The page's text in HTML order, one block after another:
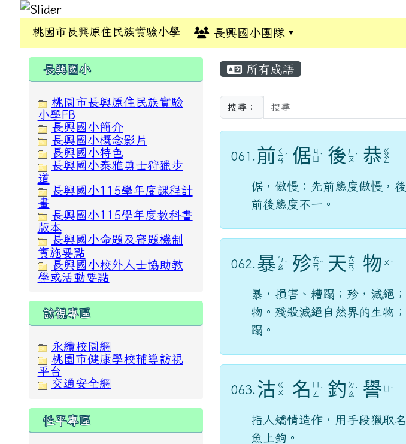
桃園市長興原住民族實驗小學 長興國小團隊
所有成語
搜尋：
061. 前 ㄑ
ㄧ
ㄢ
ˊ 倨 ㄐ
ˋ 後 ㄏ
ㄡ ˋ 恭 ㄍ
ㄨ
ㄥ
倨，傲慢；先前態度傲慢，
前後態度不一。
062. 暴 ㄅ
ㄠ ˋ 殄 ㄊ
ㄧ
ㄢ
ˇ 天 ㄊ
ㄧ
ㄢ 物 ㄨ ˋ
暴，損害、糟蹋；殄，滅絕
物。殘殺滅絕自然界的生物
蹋。
063. 沽 ㄍ
ㄨ
名 ㄇ
ㄧ
ㄥ
ˊ 釣 ㄉ
ㄧ
ㄠ
ˋ 譽 ˋ
指人矯情造作，用手段獵取
魚上鉤。
:::
長興國小
桃園市長興原住民族實驗
小學FB
長興國小簡介
長興國小概念影片
長興國小特色
長興國小泰雅勇士狩獵步
道
長興國小115學年度課程計
畫
長興國小115學年度教科書
版本
長興國小命題及審題機制
實施要點
長興國小校外人士協助教
學或活動要點
訪視專區
永續校園網
桃園市健康學校輔導訪視
平台
交通安全網
性平專區